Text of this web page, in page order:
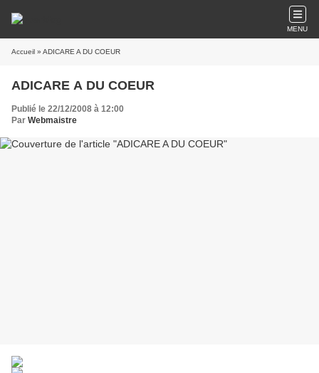
MENU
Accueil » ADICARE A DU COEUR
ADICARE A DU COEUR
Publié le 22/12/2008 à 12:00
Par Webmaistre